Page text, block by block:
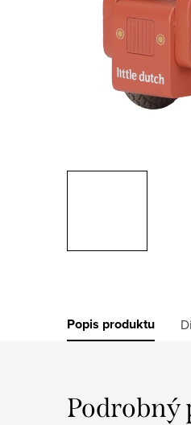
Popis produktu
Podrobný